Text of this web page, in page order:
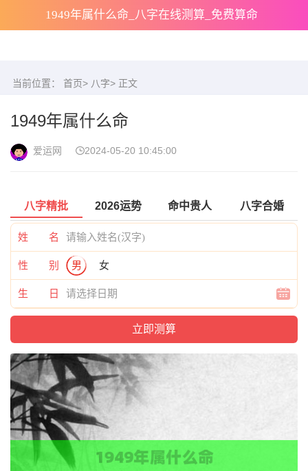
1949年属什么命_八字在线测算_免费算命
当前位置： 首页> 八字> 正文
1949年属什么命
爱运网 2024-05-20 10:45:00
八字精批 2026运势 命中贵人 八字合婚
姓 名
性 别 男 女
生 日